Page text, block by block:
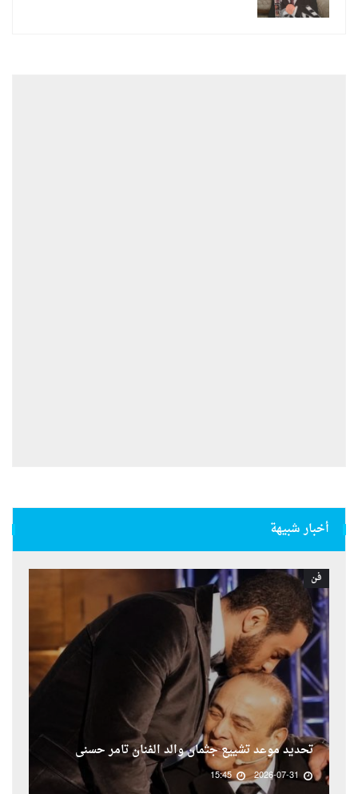
أخبار شبيهة
فن
تحديد موعد تشييع جثمان والد الفنان تامر حسنى
2026-07-31
15:45